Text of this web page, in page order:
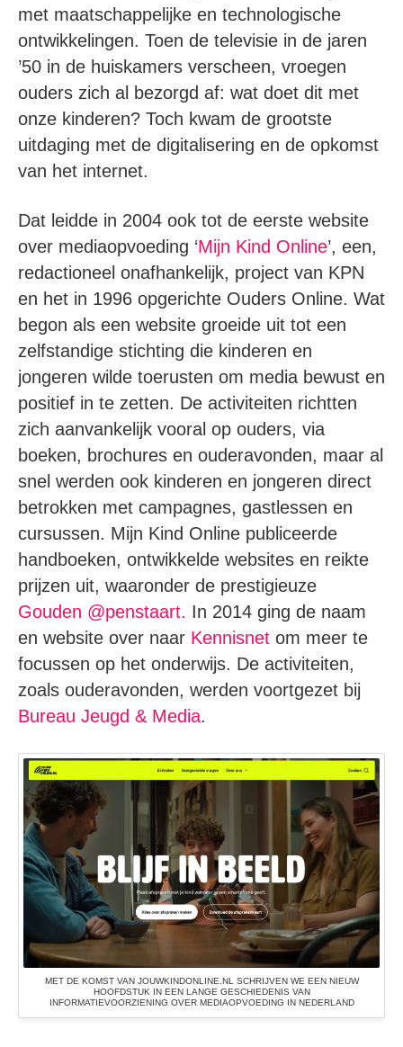
met maatschappelijke en technologische
ontwikkelingen. Toen de televisie in de jaren
’50 in de huiskamers verscheen, vroegen
ouders zich al bezorgd af: wat doet dit met
onze kinderen? Toch kwam de grootste
uitdaging met de digitalisering en de opkomst
van het internet.
Dat leidde in 2004 ook tot de eerste website
over mediaopvoeding ‘Mijn Kind Online’, een,
redactioneel onafhankelijk, project van KPN
en het in 1996 opgerichte Ouders Online. Wat
begon als een website groeide uit tot een
zelfstandige stichting die kinderen en
jongeren wilde toerusten om media bewust en
positief in te zetten. De activiteiten richtten
zich aanvankelijk vooral op ouders, via
boeken, brochures en ouderavonden, maar al
snel werden ook kinderen en jongeren direct
betrokken met campagnes, gastlessen en
cursussen. Mijn Kind Online publiceerde
handboeken, ontwikkelde websites en reikte
prijzen uit, waaronder de prestigieuze
Gouden @penstaart. In 2014 ging de naam
en website over naar Kennisnet om meer te
focussen op het onderwijs. De activiteiten,
zoals ouderavonden, werden voortgezet bij
Bureau Jeugd & Media.
MET DE KOMST VAN JOUWKINDONLINE.NL SCHRIJVEN WE EEN NIEUW
HOOFDSTUK IN EEN LANGE GESCHIEDENIS VAN
INFORMATIEVOORZIENING OVER MEDIAOPVOEDING IN NEDERLAND